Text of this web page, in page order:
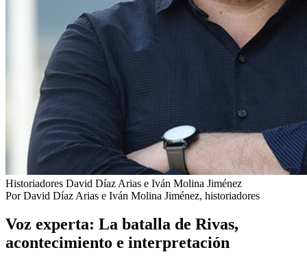
Historiadores David Díaz Arias e Iván Molina Jiménez
Por David Díaz Arias e Iván Molina Jiménez, historiadores
Voz experta: La batalla de Rivas,
acontecimiento e interpretación